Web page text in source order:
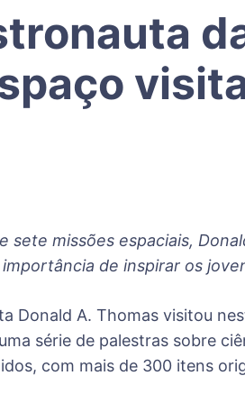
sete missões espaciais,
de inspirar os
Donald A. Thomas visitou
série de palestras sobre
com mais de 300 itens